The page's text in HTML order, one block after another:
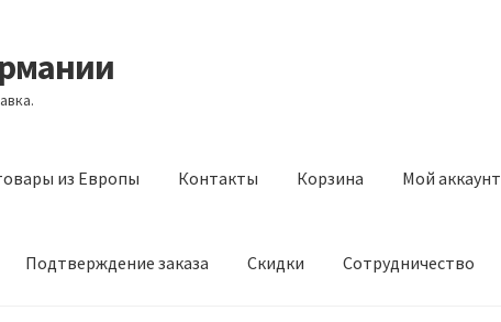
из Европы Контакты Корзина Мой аккаунт
Подтверждение заказа Скидки Сотрудничество